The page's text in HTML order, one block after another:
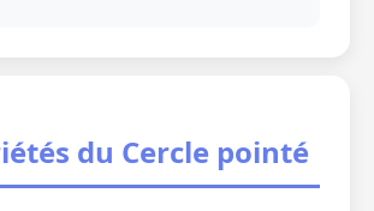
du Cercle pointé